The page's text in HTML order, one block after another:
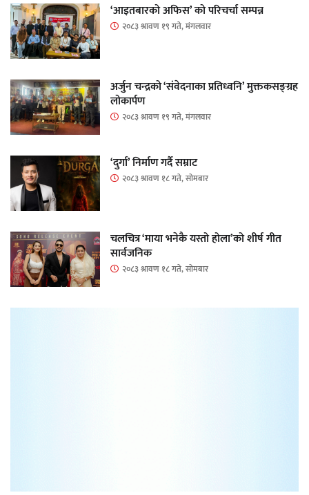
‘आइतबारको अफिस’ को परिचर्चा सम्पन्न
२०८३ श्रावण १९ गते, मंगलवार
अर्जुन चन्द्रको ‘संवेदनाका प्रतिध्वनि’ मुक्तकसङ्ग्रह
लोकार्पण
२०८३ श्रावण १९ गते, मंगलवार
‘दुर्गा’ निर्माण गर्दै सम्राट
२०८३ श्रावण १८ गते, सोमबार
चलचित्र ‘माया भनेकै यस्तो होला’को शीर्ष गीत
सार्वजनिक
२०८३ श्रावण १८ गते, सोमबार